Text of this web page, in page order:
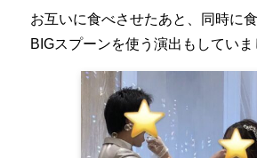
お互いに食べさせたあと、同時に
BIGスプーンを使う演出もしていま